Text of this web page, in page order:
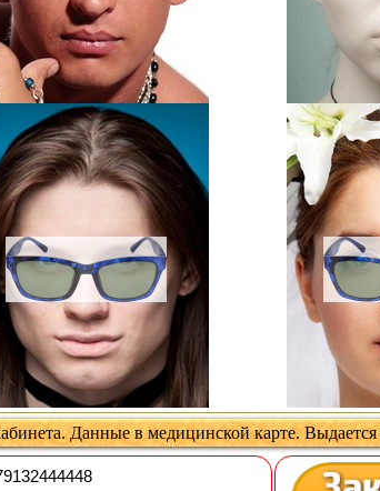
Данные в медицинской карте. Выдается